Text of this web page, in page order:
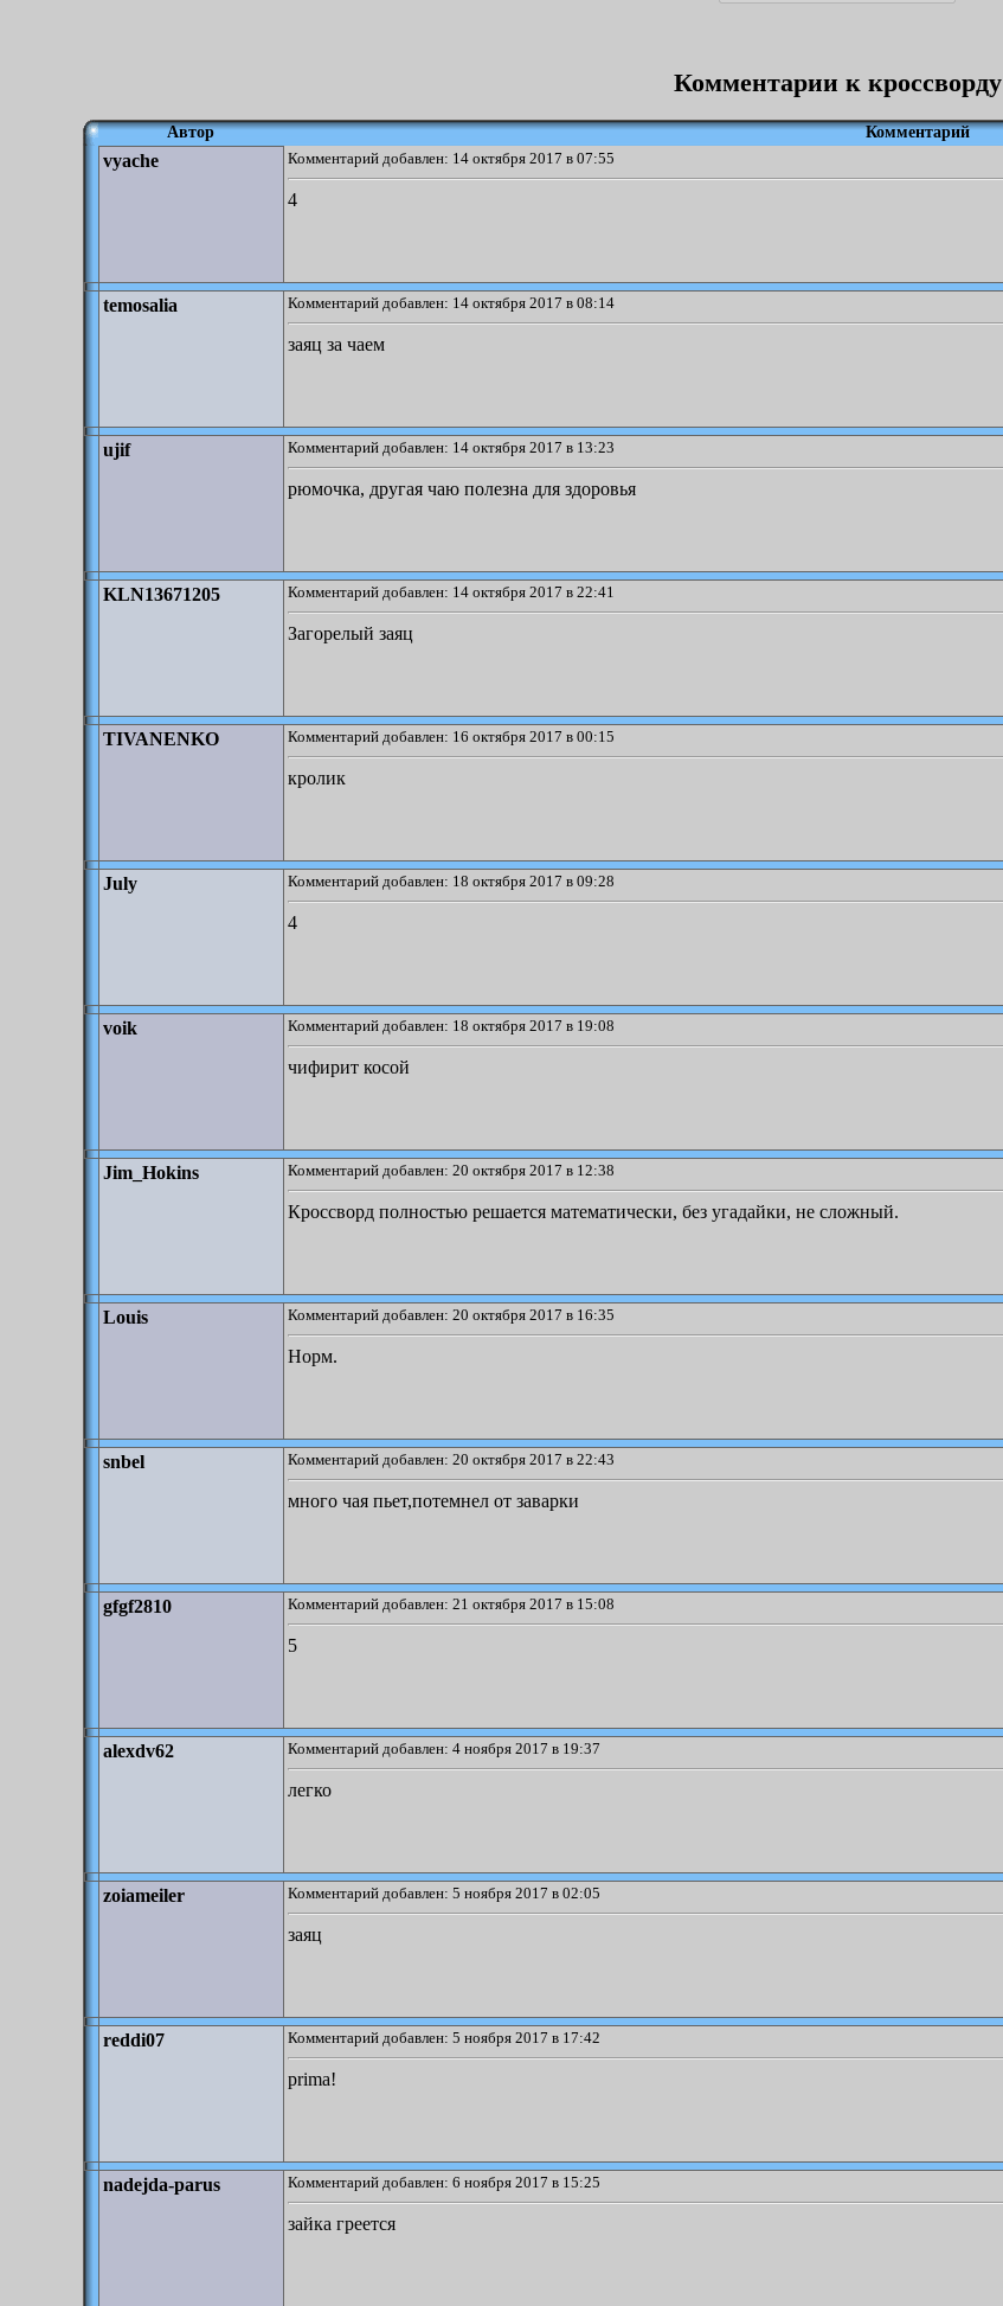
Комментарии к кроссворду
Автор Комментарий
vyache Комментарий добавлен: 14 октября 2017 в 07:55
4
temosalia Комментарий добавлен: 14 октября 2017 в 08:14
заяц за чаем
ujif Комментарий добавлен: 14 октября 2017 в 13:23
рюмочка, другая чаю полезна для здоровья
KLN13671205 Комментарий добавлен: 14 октября 2017 в 22:41
Загорелый заяц
TIVANENKO Комментарий добавлен: 16 октября 2017 в 00:15
кролик
July Комментарий добавлен: 18 октября 2017 в 09:28
4
voik Комментарий добавлен: 18 октября 2017 в 19:08
чифирит косой
Jim_Hokins Комментарий добавлен: 20 октября 2017 в 12:38
Кроссворд полностью решается математически, без угадайки, не сложный.
Louis Комментарий добавлен: 20 октября 2017 в 16:35
Норм.
snbel Комментарий добавлен: 20 октября 2017 в 22:43
много чая пьет,потемнел от заварки
gfgf2810 Комментарий добавлен: 21 октября 2017 в 15:08
5
alexdv62 Комментарий добавлен: 4 ноября 2017 в 19:37
легко
zoiameiler Комментарий добавлен: 5 ноября 2017 в 02:05
заяц
reddi07 Комментарий добавлен: 5 ноября 2017 в 17:42
prima!
nadejda-parus Комментарий добавлен: 6 ноября 2017 в 15:25
зайка греется